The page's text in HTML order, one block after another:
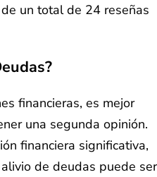
un total de 24 reseñas
financieras, es mejor
una segunda opinión.
financiera significativa,
de deudas puede ser